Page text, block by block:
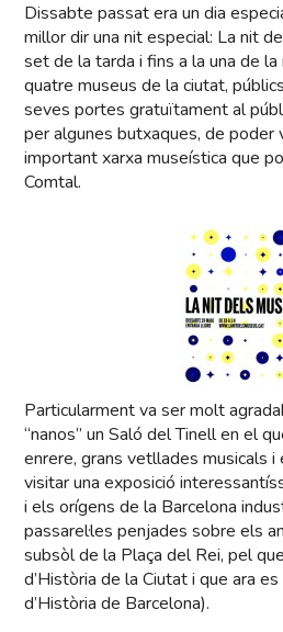
Dissabte passat era un dia
millor dir una nit especial: La nit
set de la tarda i fins a la una de
quatre museus de la ciutat,
seves portes gratuïtament al
per algunes butxaques, de poder
important xarxa museística que
Comtal.
Particularment va ser molt
“nanos” un Saló del Tinell en el
enrere, grans vetllades musicals i
visitar una exposició
i els orígens de la Barcelona
passarel·les penjades sobre els
subsòl de la Plaça del Rei, pel
d’Història de la Ciutat i que ara
d’Història de Barcelona).